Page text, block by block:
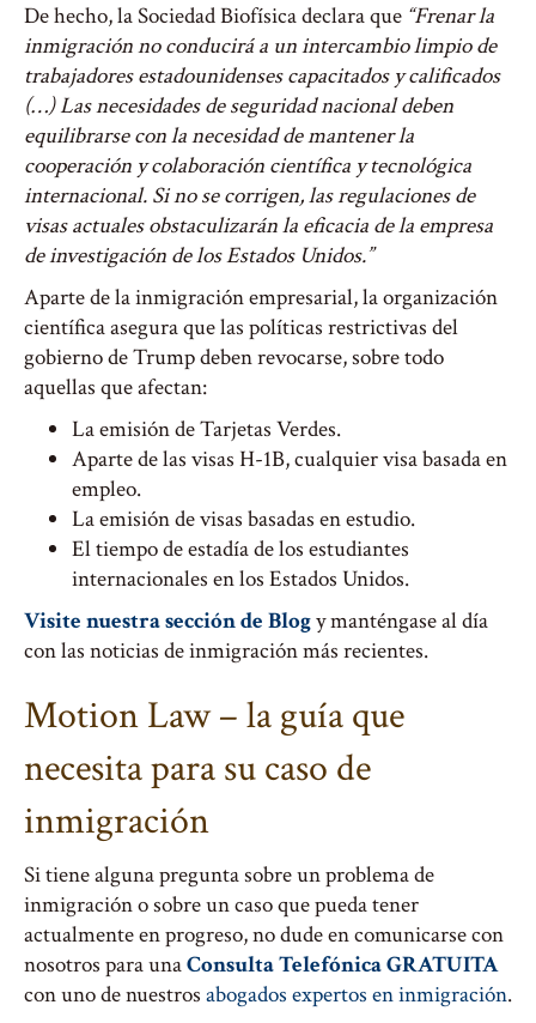
De hecho, la Sociedad Biofísica declara que “Frenar la
inmigración no conducirá a un intercambio limpio de
trabajadores estadounidenses capacitados y calificados
(…) Las necesidades de seguridad nacional deben
equilibrarse con la necesidad de mantener la
cooperación y colaboración científica y tecnológica
internacional. Si no se corrigen, las regulaciones de
visas actuales obstaculizarán la eficacia de la empresa
de investigación de los Estados Unidos.”
Aparte de la inmigración empresarial, la organización
científica asegura que las políticas restrictivas del
gobierno de Trump deben revocarse, sobre todo
aquellas que afectan:
La emisión de Tarjetas Verdes.
Aparte de las visas H-1B, cualquier visa basada en
empleo.
La emisión de visas basadas en estudio.
El tiempo de estadía de los estudiantes
internacionales en los Estados Unidos.
Visite nuestra sección de Blogy manténgase al día
con las noticias de inmigración más recientes.
Motion Law – la guía que
necesita para su caso de
inmigración
Si tiene alguna pregunta sobre un problema de
inmigración o sobre un caso que pueda tener
actualmente en progreso, no dude en comunicarse con
nosotros para unaConsulta Telefónica GRATUITA
con uno de nuestros abogados expertos en inmigración.